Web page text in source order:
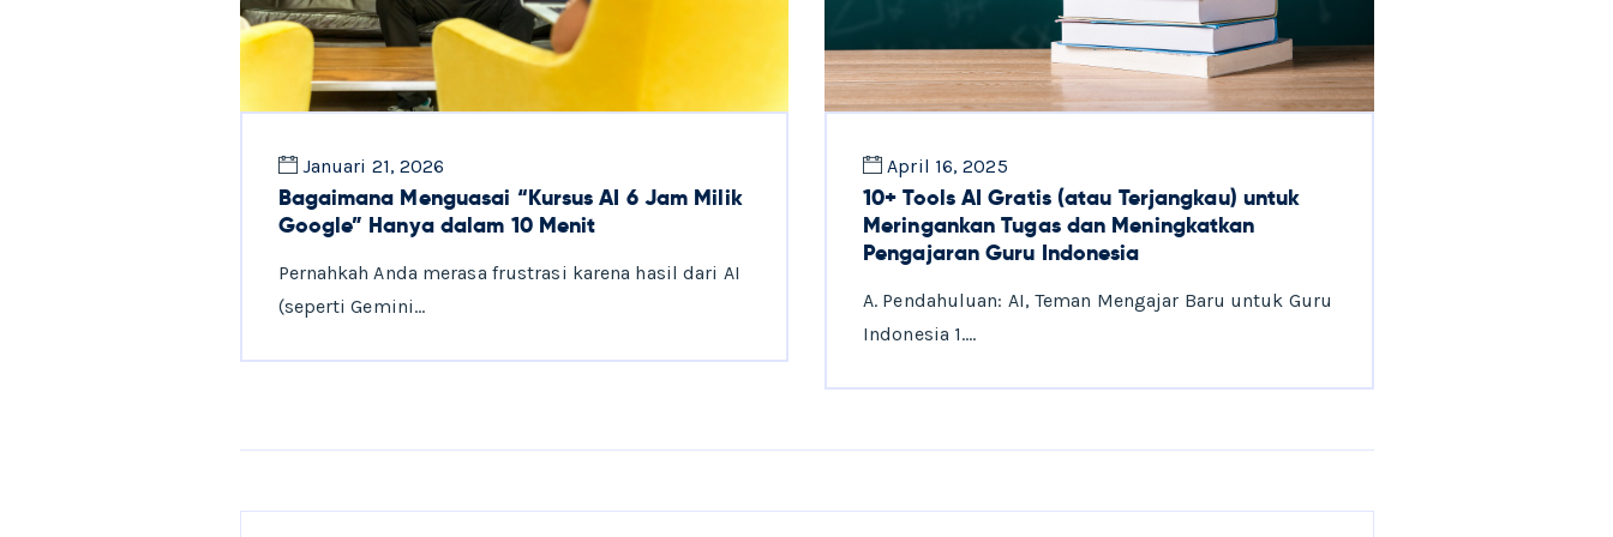
Januari 21, 2026
Bagaimana Menguasai “Kursus AI 6 Jam Milik
Google” Hanya dalam 10 Menit
Pernahkah Anda merasa frustrasi karena hasil dari AI
(seperti Gemini…
April 16, 2025
10+ Tools AI Gratis (atau Terjangkau) untuk
Meringankan Tugas dan Meningkatkan
Pengajaran Guru Indonesia
A. Pendahuluan: AI, Teman Mengajar Baru untuk Guru
Indonesia 1.…